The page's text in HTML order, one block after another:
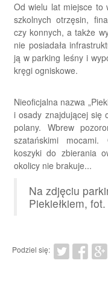
Od wielu lat miejsce to
szkolnych otrzęsin,
czy konnych, a także
nie posiadała
ją w parking leśny i
kręgi ogniskowe.
Nieoficjalna nazwa
i osady znajdującej się
polany. Wbrew
szatańskimi mocami.
koszyki do zbierania
okolicy nie brakuje...
Na zdjęciu
Piekiełkiem,
Podziel się: